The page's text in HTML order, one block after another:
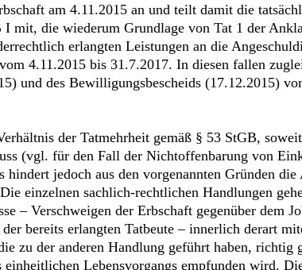
am 4.11.2015 an und teilt damit die
mit, die wiederum Grundlage von Tat 1 der
erlangten Leistungen an die
4.11.2015 bis 31.7.2017. In diesen fallen
und des Bewilligungsbescheids (17.12.2015)
der Tatmehrheit gemäß § 53 StGB,
(vgl. für den Fall der Nichtoffenbarung von
jedoch aus den vorgenannten Gründen die
einzelnen sachlich-rechtlichen Handlungen
– Verschweigen der Erbschaft gegenüber dem
bereits erlangten Tatbeute – innerlich derart
zu der anderen Handlung geführt haben, richtig
Lebensvorgangs empfunden wird.